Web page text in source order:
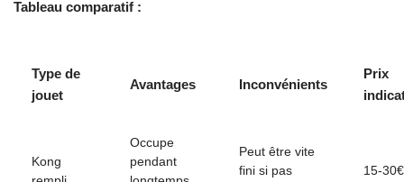
Tableau comparatif :
Type de
jouet
Avantages Inconvénients
Prix
Kong
Occupe
pendant
Peut être vite
fini si pas
15-30€